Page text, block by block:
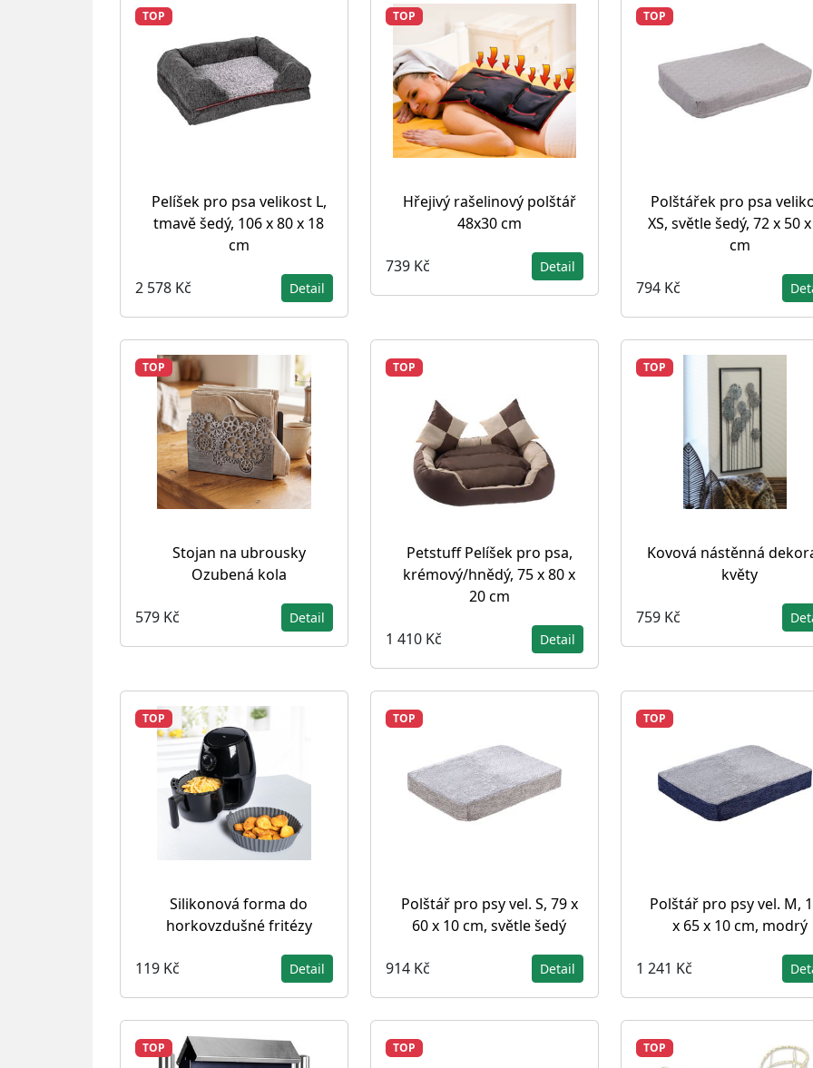
TOP
Pelíšek pro psa velikost L,
tmavě šedý, 106 x 80 x 18
cm
2 578 Kč Detail
TOP
Hřejivý rašelinový polštář
48x30 cm
739 Kč Detail
TOP
Polštářek pro psa
XS, světle šedý, 72 x 50
cm
794 Kč
TOP
Stojan na ubrousky
Ozubená kola
579 Kč Detail
TOP
Petstuff Pelíšek pro psa,
krémový/hnědý, 75 x 80 x
20 cm
1 410 Kč Detail
TOP
Kovová nástěnná
květy
759 Kč
TOP
Silikonová forma do
horkovzdušné fritézy
119 Kč Detail
TOP
Polštář pro psy vel. S, 79 x
60 x 10 cm, světle šedý
914 Kč Detail
TOP
Polštář pro psy vel. M,
x 65 x 10 cm, modrý
1 241 Kč
TOP TOP TOP